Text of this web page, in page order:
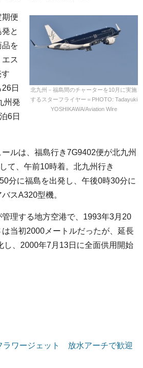
北九州－福島間のチャーターを10月に実施
するスターフライヤー＝PHOTO: Tadayuki
YOSHIKAWA/Aviation Wire
便
と
を
ス
す
日
州発
6日
ルは、福島行き7G9402便が北九州
て、午前10時着。北九州行き
分に福島を出発し、午後0時30分に
スA320型機。
理する地方空港で、1993年3月20
当初2000メートルだったが、延長
し、2000年7月13日に全面供用開始
ラワージェット 放水アーチで歓迎